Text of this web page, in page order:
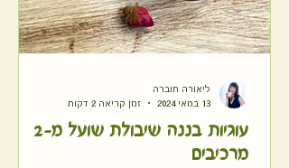
עוגיות בננה שיבולת שועל מ-2
מרכיבים
ליאורה חוברה
13 במאי 2024
זמן קריאה 2 דקות